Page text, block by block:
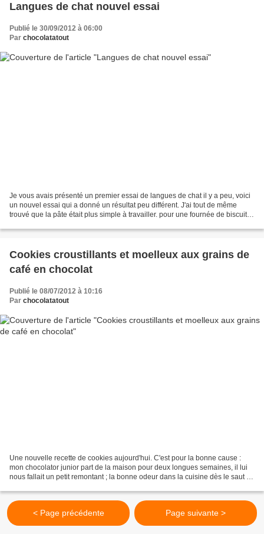
Langues de chat nouvel essai
Publié le 30/09/2012 à 06:00
Par chocolatatout
Je vous avais présenté un premier essai de langues de chat il y a peu, voici
un nouvel essai qui a donné un résultat peu différent. J'ai tout de même
trouvé que la pâte était plus simple à travailler. pour une fournée de biscuits :
Cookies croustillants et moelleux aux grains de
café en chocolat
Publié le 08/07/2012 à 10:16
Par chocolatatout
Une nouvelle recette de cookies aujourd'hui. C'est pour la bonne cause :
mon chocolator junior part de la maison pour deux longues semaines, il lui
nous fallait un petit remontant ; la bonne odeur dans la cuisine dès le saut du
< Page précédente Page suivante >